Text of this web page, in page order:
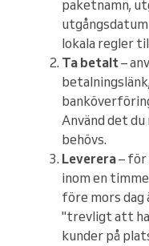
paketnamn,
lokala regler
Ta betalt–
Använd det du
behövs.
Leverera– för
inom en
före mors dag
"trevligt att
kunder på